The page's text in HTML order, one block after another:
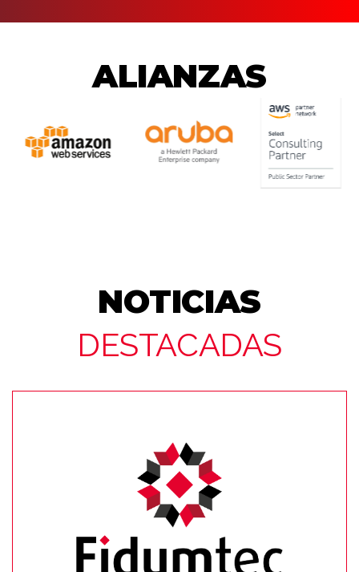
ALIANZAS
NOTICIAS
DESTACADAS